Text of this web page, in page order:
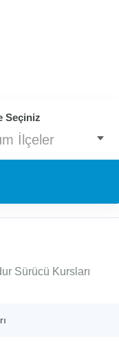
Seçiniz
İlçeler
Sürücü Kursları